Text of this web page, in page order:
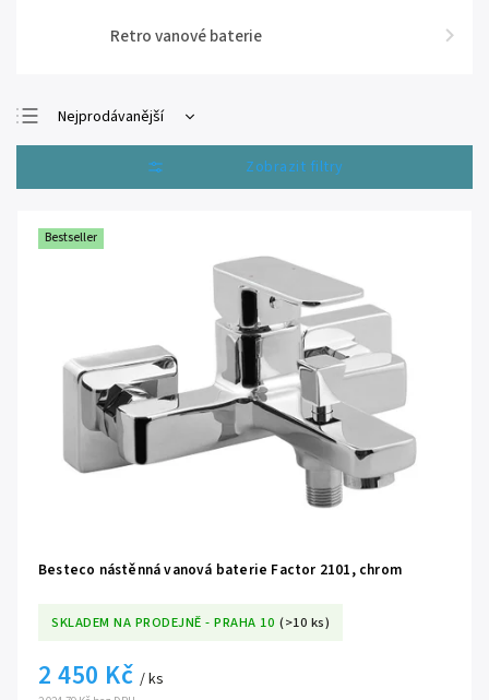
Retro vanové baterie
Nejprodávanější
Nejlevnější
Nejdražší
Bestseller
Besteco nástěnná vanová baterie Factor 2101, chrom
SKLADEM NA PRODEJNĚ - PRAHA 10 (>10 ks)
2 450 Kč / ks